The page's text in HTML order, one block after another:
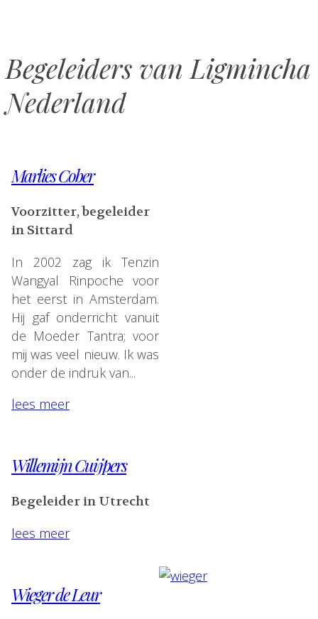
Begeleiders van Ligmincha
Nederland
Marlies Cober
Voorzitter, begeleider
in Sittard
In 2002 zag ik Tenzin
Wangyal Rinpoche voor
het eerst in Amsterdam.
Hij gaf onderricht vanuit
de Moeder Tantra; voor
mij was veel nieuw. Ik was
onder de indruk van...
lees meer
Willemijn Cuijpers
Begeleider in Utrecht
lees meer
Wieger de Leur